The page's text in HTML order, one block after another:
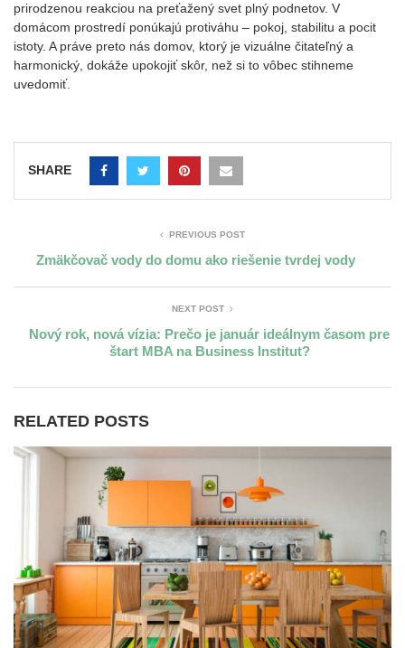
prirodzenou reakciou na preťažený svet plný podnetov. V
domácom prostredí ponúkajú protiváhu – pokoj, stabilitu a pocit
istoty. A práve preto nás domov, ktorý je vizuálne čitateľný a
harmonický, dokáže upokojiť skôr, než si to vôbec stihneme
uvedomiť.
SHARE
PREVIOUS POST
Zmäkčovač vody do domu ako riešenie tvrdej vody
NEXT POST
Nový rok, nová vízia: Prečo je január ideálnym časom pre
štart MBA na Business Institut?
RELATED POSTS